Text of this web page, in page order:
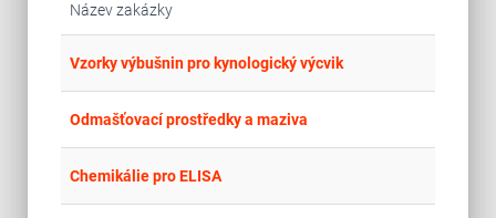
Název zakázky
Vzorky výbušnin pro kynologický výcvik
Odmašťovací prostředky a maziva
Chemikálie pro ELISA